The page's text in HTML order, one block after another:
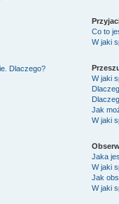
Dlaczego?
Co to
W jaki
W jaki
Jak
W jaki
Jaka
W jaki
Jak
W jaki